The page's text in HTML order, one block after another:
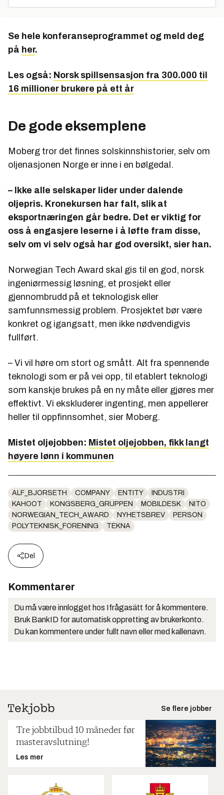
Se hele konferanseprogrammet og meld deg
på her.
Les også: Norsk spillsensasjon fra 300.000 til
16 millioner brukere på ett år
De gode eksemplene
Moberg tror det finnes solskinnshistorier, selv om
oljenasjonen Norge er inne i en bølgedal.
– Ikke alle selskaper lider under dalende
oljepris. Kronekursen har falt, slik at
eksportnæringen går bedre. Det er viktig for
oss å engasjere leserne i å løfte fram disse,
selv om vi selv også har god oversikt, sier han.
Norwegian Tech Award skal gis til en god, norsk
ingeniørmessig løsning, et prosjekt eller
gjennombrudd på et teknologisk eller
samfunnsmessig problem. Prosjektet bør være
konkret og igangsatt, men ikke nødvendigvis
fullført.
– Vi vil høre om stort og smått. Alt fra spennende
teknologi som er på vei opp, til etablert teknologi
som kanskje brukes på en ny måte eller gjøres mer
effektivt. Vi ekskluderer ingenting, men appellerer
heller til oppfinnsomhet, sier Moberg.
Mistet oljejobben: Mistet oljejobben, fikk langt
høyere lønn i kommunen
ALF_BJORSETH COMPANY ENTITY
INDUSTRI
KAHOOT
KONGSBERG_GRUPPEN MOBILDESK
NITO
NORWEGIAN_TECH_AWARD
NYHETSBREV
PERSON
POLYTEKNISK_FORENING
TEKNA
Del
Kommentarer
Du må være innlogget hos Ifrågasätt for å kommentere.
Bruk BankID for automatisk oppretting av brukerkonto.
Du kan kommentere under fullt navn eller med kallenavn.
Se flere jobber
Tre jobbtilbud 10 måneder før
masteravslutning!
Les mer